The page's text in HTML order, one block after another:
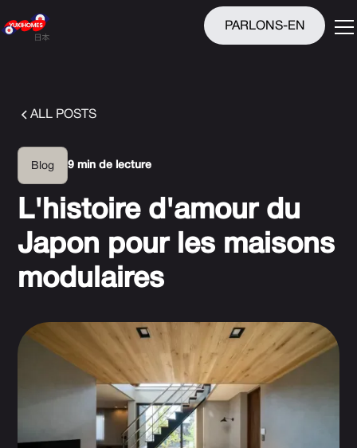
PARLONS-EN
ALL POSTS
Blog 9 min de lecture
L'histoire d'amour du
Japon pour les maisons
modulaires